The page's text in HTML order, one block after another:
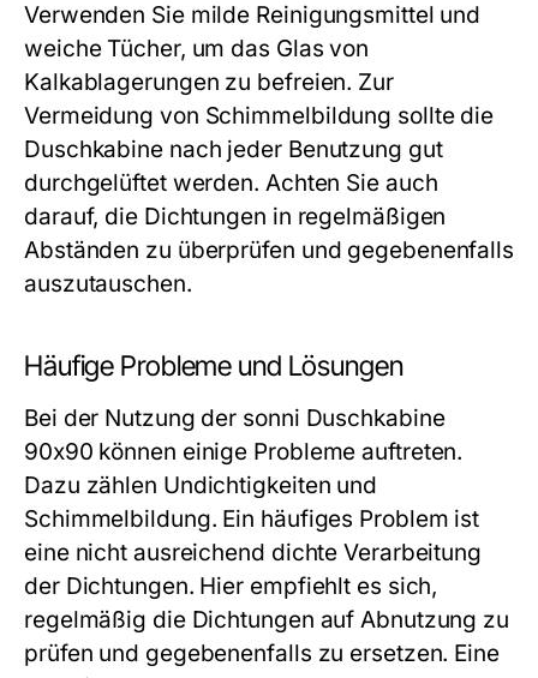
Verwenden Sie milde Reinigungsmittel und
weiche Tücher, um das Glas von
Kalkablagerungen zu befreien. Zur
Vermeidung von Schimmelbildung sollte die
Duschkabine nach jeder Benutzung gut
durchgelüftet werden. Achten Sie auch
darauf, die Dichtungen in regelmäßigen
Abständen zu überprüfen und gegebenenfalls
auszutauschen.
Häufige Probleme und Lösungen
Bei der Nutzung der sonni Duschkabine
90x90 können einige Probleme auftreten.
Dazu zählen Undichtigkeiten und
Schimmelbildung. Ein häufiges Problem ist
eine nicht ausreichend dichte Verarbeitung
der Dichtungen. Hier empfiehlt es sich,
regelmäßig die Dichtungen auf Abnutzung zu
prüfen und gegebenenfalls zu ersetzen. Eine